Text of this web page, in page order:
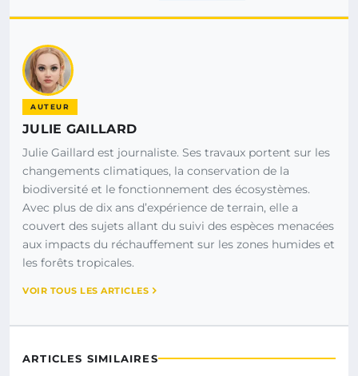
AUTEUR
JULIE GAILLARD
Julie Gaillard est journaliste. Ses travaux portent sur les
changements climatiques, la conservation de la
biodiversité et le fonctionnement des écosystèmes.
Avec plus de dix ans d’expérience de terrain, elle a
couvert des sujets allant du suivi des espèces menacées
aux impacts du réchauffement sur les zones humides et
les forêts tropicales.
VOIR TOUS LES ARTICLES
ARTICLES SIMILAIRES